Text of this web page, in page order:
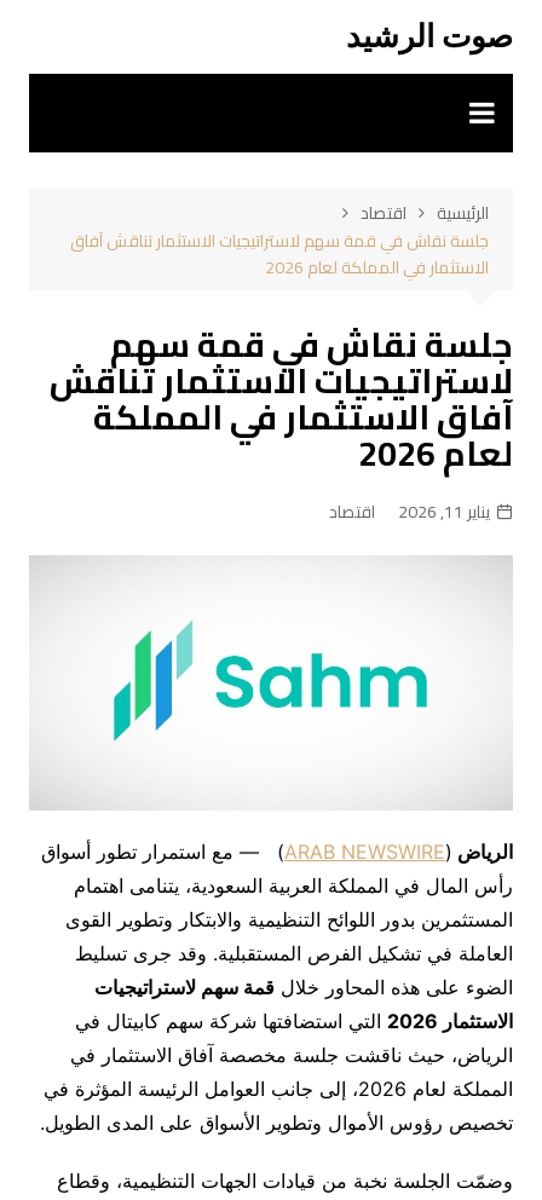
المحتوى
صوت الرشيد
الرئيسية
اقتصاد
جلسة نقاش في قمة سهم لاستراتيجيات الاستثمار تناقش آفاق
الاستثمار في المملكة لعام 2026
جلسة نقاش في قمة سهم
لاستراتيجيات الاستثمار تناقش
آفاق الاستثمار في المملكة
لعام 2026
يناير 11, 2026 اقتصاد
الرياض (
ARAB NEWSWIRE) — مع استمرار تطور أسواق
رأس المال في المملكة العربية السعودية، يتنامى اهتمام
المستثمرين بدور اللوائح التنظيمية والابتكار وتطوير القوى
العاملة في تشكيل الفرص المستقبلية. وقد جرى تسليط
الضوء على هذه المحاور خلال قمة سهم لاستراتيجيات
الاستثمار 2026
التي استضافتها شركة سهم كابيتال في
الرياض، حيث ناقشت جلسة مخصصة آفاق الاستثمار في
المملكة لعام 2026، إلى جانب العوامل الرئيسة المؤثرة في
تخصيص رؤوس الأموال وتطوير الأسواق على المدى الطويل.
وضمّت الجلسة نخبة من قيادات الجهات التنظيمية، وقطاع